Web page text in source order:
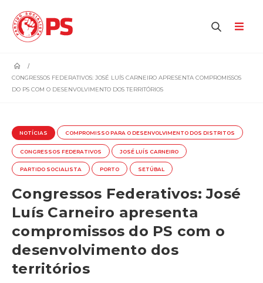
CONGRESSOS FEDERATIVOS: JOSÉ LUÍS CARNEIRO APRESENTA COMPROMISSOS
DO PS COM O DESENVOLVIMENTO DOS TERRITÓRIOS
NOTÍCIAS COMPROMISSO PARA O DESENVOLVIMENTO DOS DISTRITOS
CONGRESSOS FEDERATIVOS JOSÉ LUÍS CARNEIRO
PARTIDO SOCIALISTA PORTO SETÚBAL
Congressos Federativos: José
Luís Carneiro apresenta
compromissos do PS com o
desenvolvimento dos
territórios